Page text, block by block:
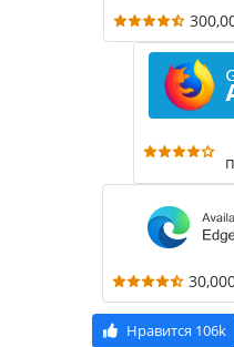
Нравится 106k